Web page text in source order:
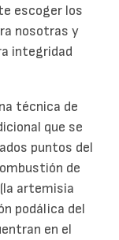
escoger los
nosotras y
integridad
técnica de
que se
puntos del
de
artemisia
podálica del
en el